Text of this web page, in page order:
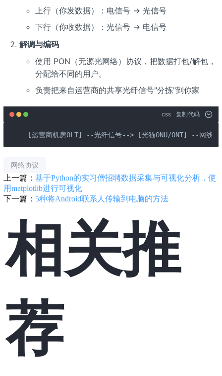
上行（你发数据）：电信号 → 光信号
下行（你收数据）：光信号 → 电信号
解调与编码
使用 PON（无源光网络）协议，把数据打包/解包，
分配给不同的用户。
负责把来自运营商的共享光纤信号"分拣"到你家
css 复制代码
[运营商机房OLT] --光纤信号--> [光猫ONU/ONT] --网
网络协议
上一篇： 基于Python的实习僧招聘数据采集与可视化分析，使
用matplotlib进行可视化
下一篇： 5种将Android联系人传输到电脑的方法
相关推
荐